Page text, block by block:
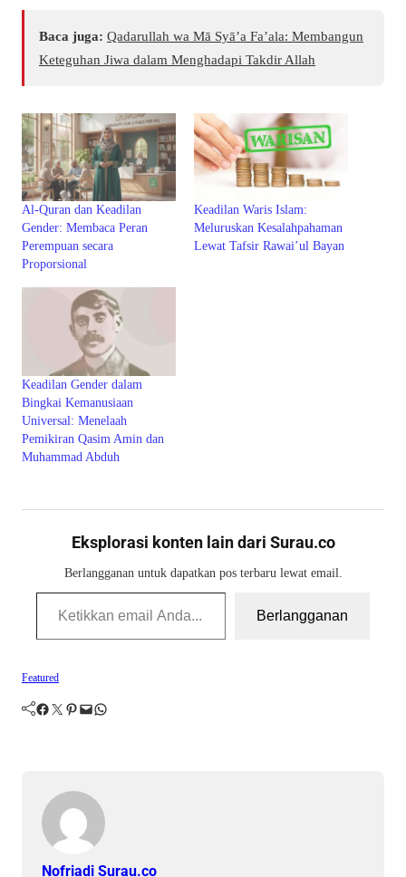
Baca juga: Qadarullah wa Mā Syā’a Fa’ala: Membangun
Keteguhan Jiwa dalam Menghadapi Takdir Allah
Al-Quran dan Keadilan
Gender: Membaca Peran
Perempuan secara
Proporsional
Keadilan Waris Islam:
Meluruskan Kesalahpahaman
Lewat Tafsir Rawai’ul Bayan
Keadilan Gender dalam
Bingkai Kemanusiaan
Universal: Menelaah
Pemikiran Qasim Amin dan
Muhammad Abduh
Eksplorasi konten lain dari Surau.co
Berlangganan untuk dapatkan pos terbaru lewat email.
Ketikkan email Anda...
Berlangganan
Featured
Facebook Twitter Pinterest Mail WhatsApp
Nofriadi Surau.co